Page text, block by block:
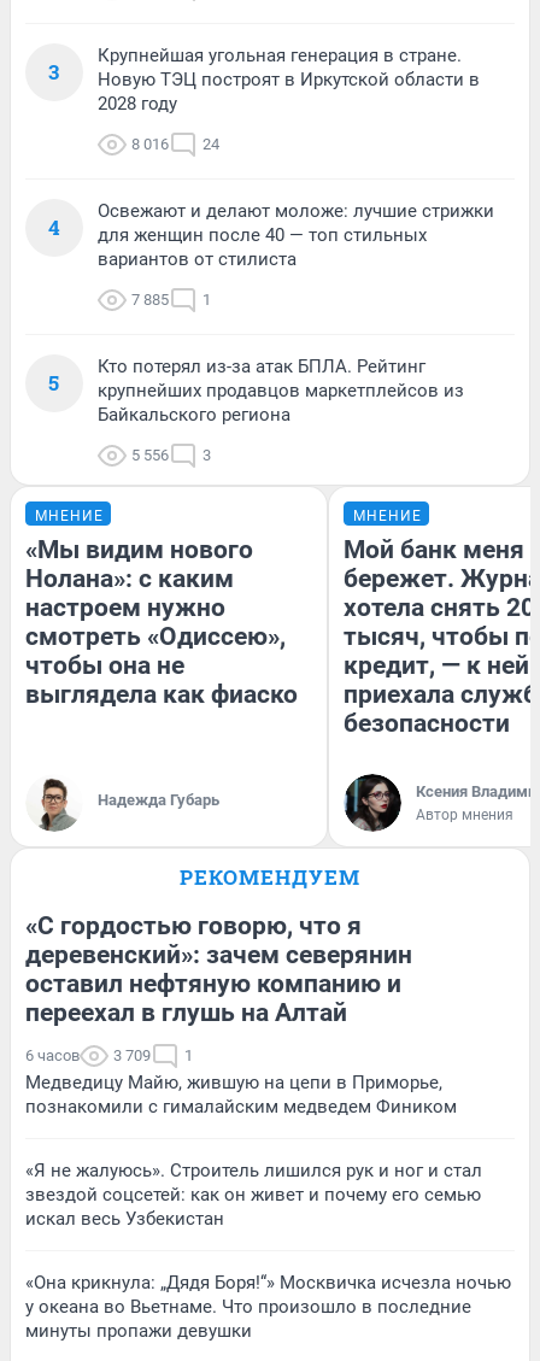
3
Крупнейшая угольная генерация в стране.
Новую ТЭЦ построят в Иркутской области в
2028 году
8 016 24
4
Освежают и делают моложе: лучшие стрижки
для женщин после 40 — топ стильных
вариантов от стилиста
7 885 1
5
Кто потерял из-за атак БПЛА. Рейтинг
крупнейших продавцов маркетплейсов из
Байкальского региона
5 556 3
МНЕНИЕ
«Мы видим нового
Нолана»: с каким
настроем нужно
смотреть «Одиссею»,
чтобы она не
выглядела как фиаско
Надежда Губарь
МНЕНИЕ
Мой банк меня
бережет.
хотела снять
тысяч, чтобы
кредит, — к
приехала
безопасности
Ксения
Автор мнения
РЕКОМЕНДУЕМ
«С гордостью говорю, что я
деревенский»: зачем северянин
оставил нефтяную компанию и
переехал в глушь на Алтай
6 часов 3 709 1
Медведицу Майю, жившую на цепи в Приморье,
познакомили с гималайским медведем Фиником
«Я не жалуюсь». Строитель лишился рук и ног и стал
звездой соцсетей: как он живет и почему его семью
искал весь Узбекистан
«Она крикнула: „Дядя Боря!“» Москвичка исчезла ночью
у океана во Вьетнаме. Что произошло в последние
минуты пропажи девушки